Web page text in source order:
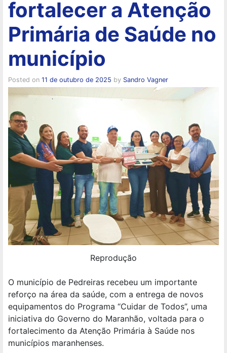
fortalecer a Atenção
Primária de Saúde no
município
Posted on 11 de outubro de 2025 by Sandro Vagner
Reprodução
O município de Pedreiras recebeu um importante
reforço na área da saúde, com a entrega de novos
equipamentos do Programa “Cuidar de Todos”, uma
iniciativa do Governo do Maranhão, voltada para o
fortalecimento da Atenção Primária à Saúde nos
municípios maranhenses.